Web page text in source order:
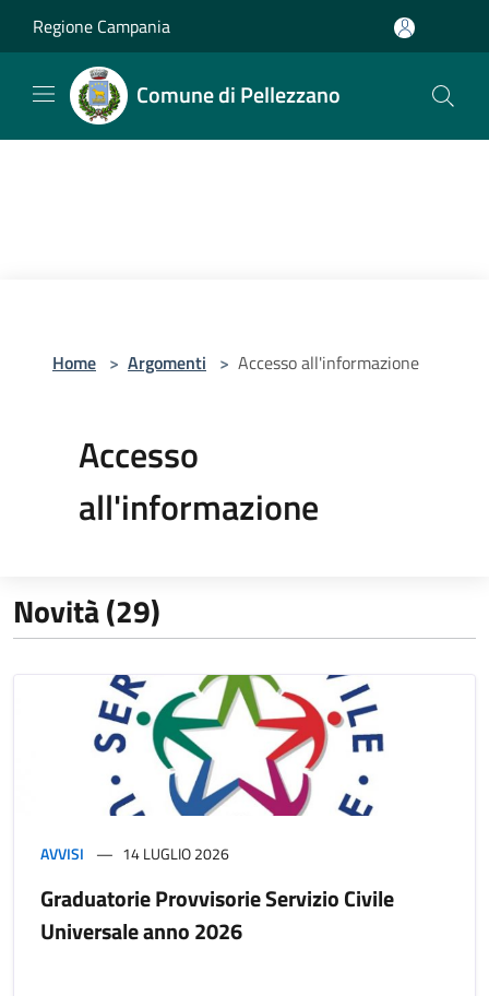
Regione Campania
Comune di Pellezzano
Home > Argomenti > Accesso all'informazione
Accesso
all'informazione
Novità (29)
AVVISI 14 LUGLIO 2026
Graduatorie Provvisorie Servizio Civile
Universale anno 2026